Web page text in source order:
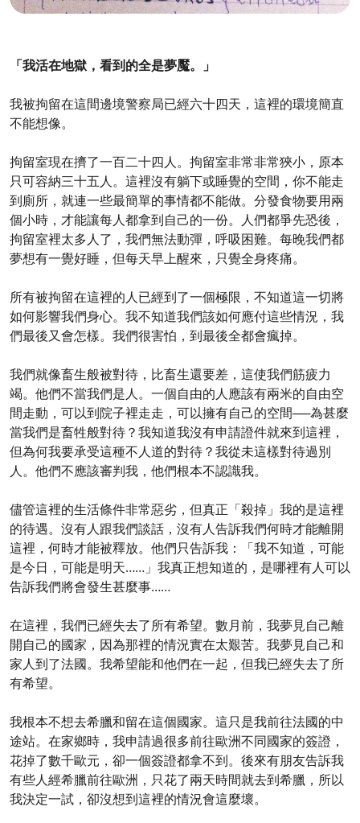
「我活在地獄，看到的全是夢魘。」
我被拘留在這間邊境警察局已經六十四天，這裡的環境簡直
不能想像。
拘留室現在擠了一百二十四人。拘留室非常非常狹小，原本
只可容納三十五人。這裡沒有躺下或睡覺的空間，你不能走
到廁所，就連一些最簡單的事情都不能做。分發食物要用兩
個小時，才能讓每人都拿到自己的一份。人們都爭先恐後，
拘留室裡太多人了，我們無法動彈，呼吸困難。每晚我們都
夢想有一覺好睡，但每天早上醒來，只覺全身疼痛。
所有被拘留在這裡的人已經到了一個極限，不知道這一切將
如何影響我們身心。我不知道我們該如何應付這些情況，我
們最後又會怎樣。我們很害怕，到最後全都會瘋掉。
我們就像畜生般被對待，比畜生還要差，這使我們筋疲力
竭。他們不當我們是人。一個自由的人應該有兩米的自由空
間走動，可以到院子裡走走，可以擁有自己的空間──為甚麼
當我們是畜牲般對待？我知道我沒有申請證件就來到這裡，
但為何我要承受這種不人道的對待？我從未這樣對待過別
人。他們不應該審判我，他們根本不認識我。
儘管這裡的生活條件非常惡劣，但真正「殺掉」我的是這裡
的待遇。沒有人跟我們談話，沒有人告訴我們何時才能離開
這裡，何時才能被釋放。他們只告訴我：「我不知道，可能
是今日，可能是明天……」我真正想知道的，是哪裡有人可以
告訴我們將會發生甚麼事……
在這裡，我們已經失去了所有希望。數月前，我夢見自己離
開自己的國家，因為那裡的情況實在太艱苦。我夢見自己和
家人到了法國。我希望能和他們在一起，但我已經失去了所
有希望。
我根本不想去希臘和留在這個國家。這只是我前往法國的中
途站。在家鄉時，我申請過很多前往歐洲不同國家的簽證，
花掉了數千歐元，卻一個簽證都拿不到。後來有朋友告訴我
有些人經希臘前往歐洲，只花了兩天時間就去到希臘，所以
我決定一試，卻沒想到這裡的情況會這麼壞。